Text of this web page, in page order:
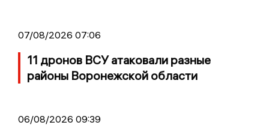
07/08/2026 07:06
11 дронов ВСУ атаковали разные
районы Воронежской области
06/08/2026 09:39